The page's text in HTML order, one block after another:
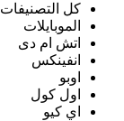
كل التصنيفات
الموبايلات
اتش ام دى
انفينكس
اوبو
اول كول
اي كيو